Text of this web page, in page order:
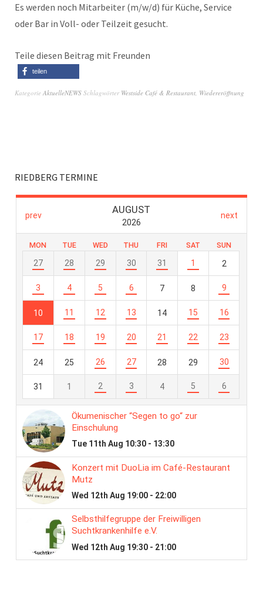
Es werden noch Mitarbeiter (m/w/d) für Küche, Service
oder Bar in Voll- oder Teilzeit gesucht.
Teile diesen Beitrag mit Freunden
teilen
Kategorie AktuelleNEWS Schlagwörter Westside Café & Restaurant, Wiedereröffnung
RIEDBERG TERMINE